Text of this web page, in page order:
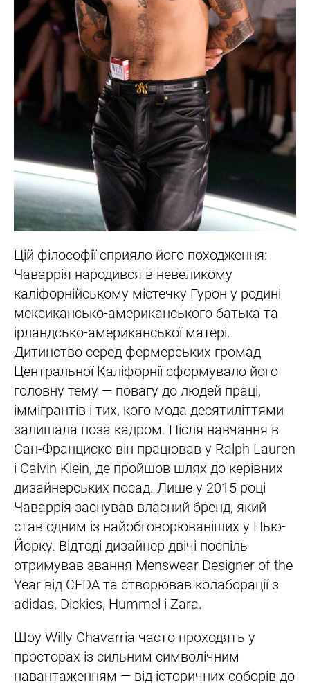
Цій філософії сприяло його походження:
Чаваррія народився в невеликому
каліфорнійському містечку Гурон у родині
мексикансько-американського батька та
ірландсько-американської матері.
Дитинство серед фермерських громад
Центральної Каліфорнії сформувало його
головну тему — повагу до людей праці,
іммігрантів і тих, кого мода десятиліттями
залишала поза кадром. Після навчання в
Сан-Франциско він працював у Ralph Lauren
і Calvin Klein, де пройшов шлях до керівних
дизайнерських посад. Лише у 2015 році
Чаваррія заснував власний бренд, який
став одним із найобговорюваніших у Нью-
Йорку. Відтоді дизайнер двічі поспіль
отримував звання Menswear Designer of the
Year від CFDA та створював колаборації з
adidas, Dickies, Hummel і Zara.
Шоу Willy Chavarria часто проходять у
просторах із сильним символічним
навантаженням — від історичних соборів до